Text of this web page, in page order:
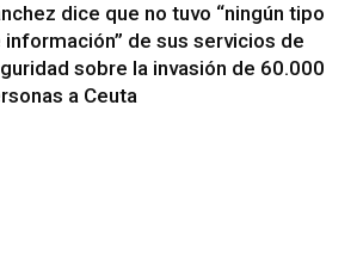
dice que no tuvo “ningún tipo
información” de sus servicios de
sobre la invasión de 60.000
a Ceuta